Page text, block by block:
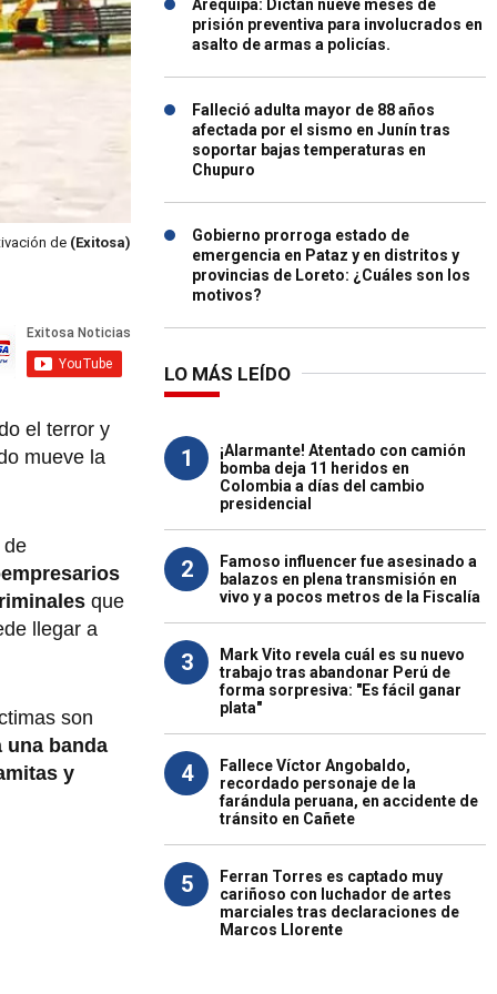
de (Exitosa)
el terror y
mueve la
de
que
llegar a
son
una banda
y
Arequipa: Dictan nueve meses de
prisión preventiva para involucrados en
asalto de armas a policías.
Falleció adulta mayor de 88 años
afectada por el sismo en Junín tras
soportar bajas temperaturas en
Chupuro
Gobierno prorroga estado de
emergencia en Pataz y en distritos y
provincias de Loreto: ¿Cuáles son los
motivos?
LO MÁS LEÍDO
1
¡Alarmante! Atentado con camión
bomba deja 11 heridos en
Colombia a días del cambio
presidencial
2
Famoso influencer fue asesinado a
balazos en plena transmisión en
vivo y a pocos metros de la Fiscalía
3
Mark Vito revela cuál es su nuevo
trabajo tras abandonar Perú de
forma sorpresiva: "Es fácil ganar
plata"
4
Fallece Víctor Angobaldo,
recordado personaje de la
farándula peruana, en accidente de
tránsito en Cañete
5
Ferran Torres es captado muy
cariñoso con luchador de artes
marciales tras declaraciones de
Marcos Llorente